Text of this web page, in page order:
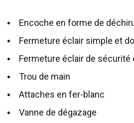
Encoche en forme de
Fermeture éclair simple et
Fermeture éclair de sécurité
Trou de main
Attaches en fer-blanc
Vanne de dégazage